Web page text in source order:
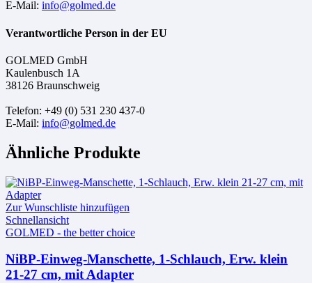
E-Mail: info@golmed.de
Verantwortliche Person in der EU
GOLMED GmbH
Kaulenbusch 1A
38126 Braunschweig
Telefon: +49 (0) 531 230 437-0
E-Mail: info@golmed.de
Ähnliche Produkte
Zur Wunschliste hinzufügen
Schnellansicht
GOLMED - the better choice
NiBP-Einweg-Manschette, 1-Schlauch, Erw. klein
21-27 cm, mit Adapter